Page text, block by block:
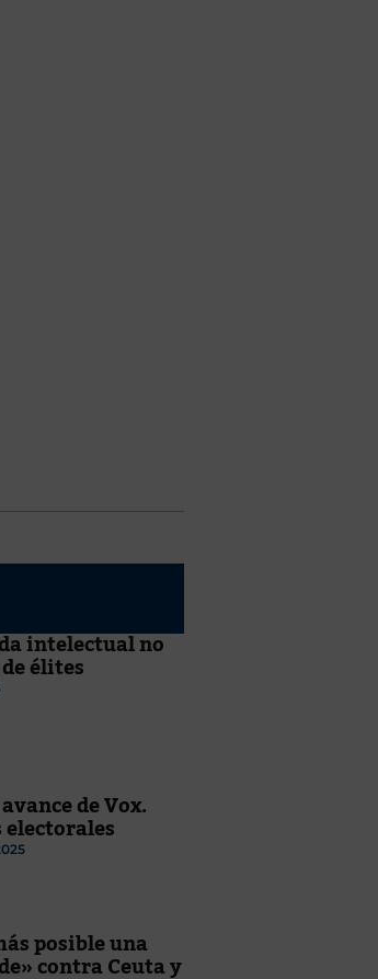
intelectual no
élites
de Vox.
posible una
contra Ceuta y